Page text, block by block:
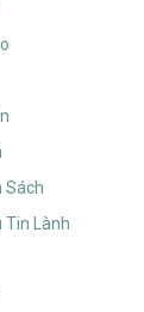
Sách
Tin Lành